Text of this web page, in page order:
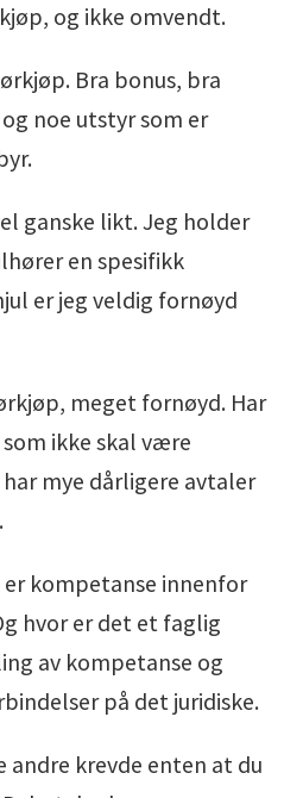
og ikke omvendt.
Bra bonus, bra
noe utstyr som er
ganske likt. Jeg holder
en spesifikk
er jeg veldig fornøyd
meget fornøyd. Har
ikke skal være
mye dårligere avtaler
kompetanse innenfor
hvor er det et faglig
av kompetanse og
på det juridiske.
andre krevde enten at du